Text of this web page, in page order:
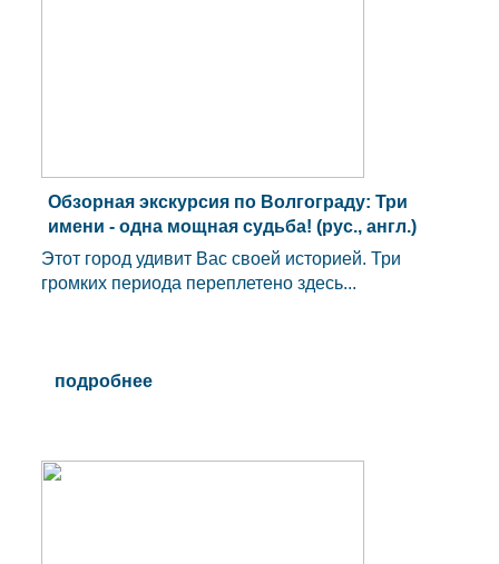
Обзорная экскурсия по Волгограду: Три
имени - одна мощная судьба! (рус., англ.)
Этот город удивит Вас своей историей. Три
громких периода переплетено здесь...
подробнее